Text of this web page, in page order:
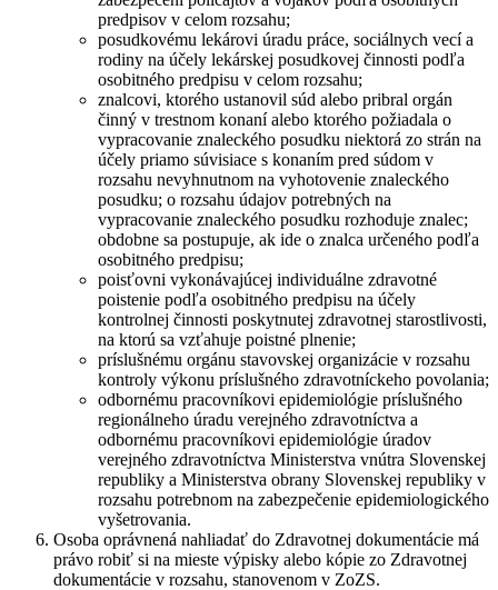
predpisov v celom rozsahu;
posudkovému lekárovi úradu práce, sociálnych vecí a
rodiny na účely lekárskej posudkovej činnosti podľa
osobitného predpisu v celom rozsahu;
znalcovi, ktorého ustanovil súd alebo pribral orgán
činný v trestnom konaní alebo ktorého požiadala o
vypracovanie znaleckého posudku niektorá zo strán na
účely priamo súvisiace s konaním pred súdom v
rozsahu nevyhnutnom na vyhotovenie znaleckého
posudku; o rozsahu údajov potrebných na
vypracovanie znaleckého posudku rozhoduje znalec;
obdobne sa postupuje, ak ide o znalca určeného podľa
osobitného predpisu;
poisťovni vykonávajúcej individuálne zdravotné
poistenie podľa osobitného predpisu na účely
kontrolnej činnosti poskytnutej zdravotnej starostlivosti,
na ktorú sa vzťahuje poistné plnenie;
príslušnému orgánu stavovskej organizácie v rozsahu
kontroly výkonu príslušného zdravotníckeho povolania;
odbornému pracovníkovi epidemiológie príslušného
regionálneho úradu verejného zdravotníctva a
odbornému pracovníkovi epidemiológie úradov
verejného zdravotníctva Ministerstva vnútra Slovenskej
republiky a Ministerstva obrany Slovenskej republiky v
rozsahu potrebnom na zabezpečenie epidemiologického
vyšetrovania.
Osoba oprávnená nahliadať do Zdravotnej dokumentácie má
právo robiť si na mieste výpisky alebo kópie zo Zdravotnej
dokumentácie v rozsahu, stanovenom v ZoZS.